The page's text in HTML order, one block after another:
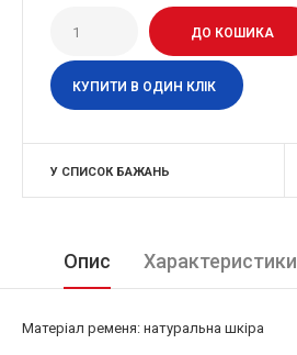
КУПИТИ В ОДИН КЛІК
У СПИСОК БАЖАНЬ
Опис Характеристики
Матеріал ременя: натуральна шкіра